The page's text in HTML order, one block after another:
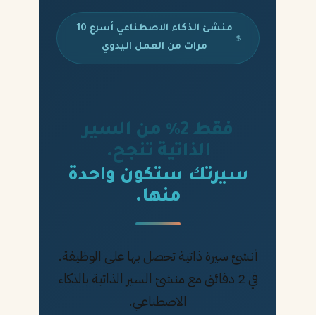
منشئ الذكاء الاصطناعي أسرع 10
مرات من العمل اليدوي
فقط 2% من السير
الذاتية تنجح.
سيرتك ستكون واحدة
منها.
أنشئ سيرة ذاتية تحصل بها على الوظيفة.
في 2 دقائق مع منشئ السير الذاتية بالذكاء
الاصطناعي.